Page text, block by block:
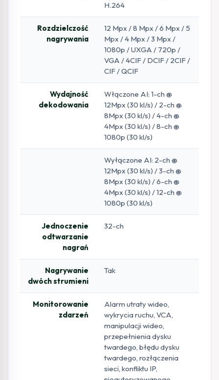
H.264
Rozdzielczość
nagrywania
12 Mpx / 8 Mpx / 6 Mpx / 5
Mpx / 4 Mpx / 3 Mpx /
1080p / UXGA / 720p /
VGA / 4CIF / DCIF / 2CIF /
CIF / QCIF
Wydajność
dekodowania
Włączone AI: 1-ch @
12Mpx (30 kl/s) / 2-ch @
8Mpx (30 kl/s) / 4-ch @
4Mpx (30 kl/s) / 8-ch @
1080p (30 kl/s)
Wyłączone AI: 2-ch @
12Mpx (30 kl/s) / 3-ch @
8Mpx (30 kl/s) / 6-ch @
4Mpx (30 kl/s) / 12-ch @
1080p (30 kl/s)
Jednoczenie
odtwarzanie
nagrań
32-ch
Nagrywanie
dwóch strumieni
Tak
Monitorowanie
zdarzeń
Alarm utraty wideo,
wykrycia ruchu, VCA,
manipulacji wideo,
przepełnienia dysku
twardego, błędu dysku
twardego, rozłączenia
sieci, konfliktu IP,